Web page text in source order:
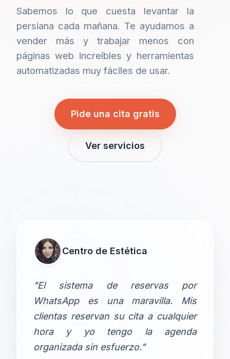
Sabemos lo que cuesta levantar la
persiana cada mañana. Te ayudamos a
vender más y trabajar menos con
páginas web increíbles y herramientas
automatizadas muy fáciles de usar.
Pide una cita gratis
Ver servicios
Centro de Estética
"El sistema de reservas por
WhatsApp es una maravilla. Mis
clientas reservan su cita a cualquier
hora y yo tengo la agenda
organizada sin esfuerzo."